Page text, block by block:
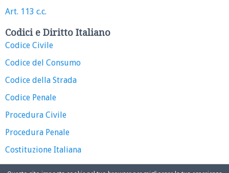
Art. 113 c.c.
Codici e Diritto Italiano
Codice Civile
Codice del Consumo
Codice della Strada
Codice Penale
Procedura Civile
Procedura Penale
Costituzione Italiana